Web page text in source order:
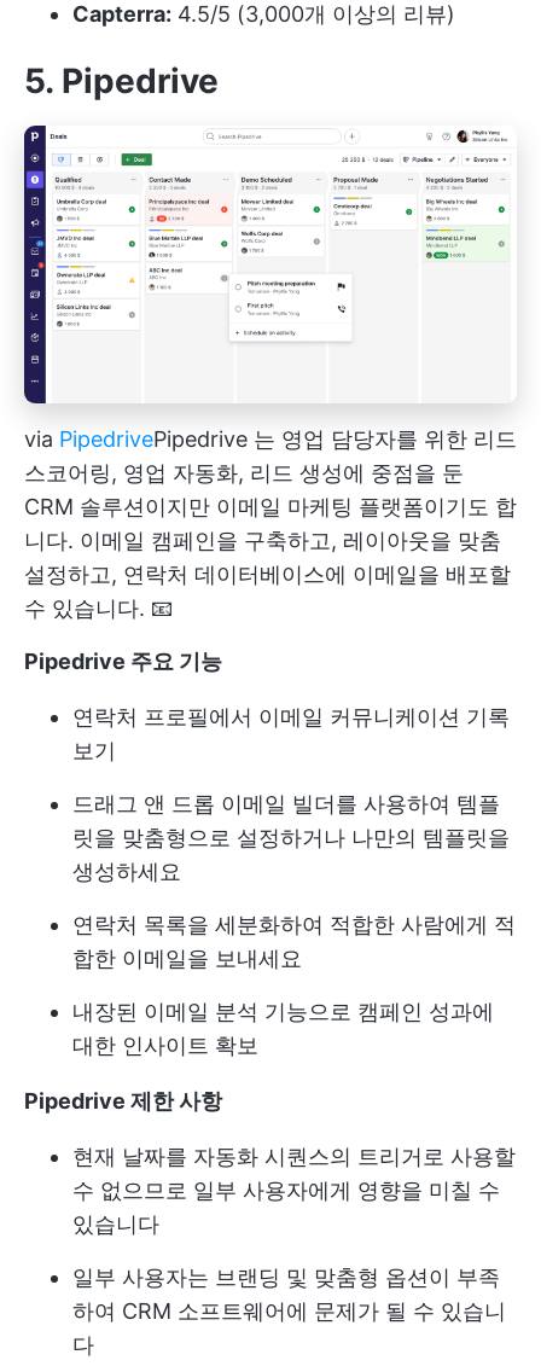
Capterra: 4.5/5 (3,000개 이상의 리뷰)
5. Pipedrive
via PipedrivePipedrive 는 영업 담당자를 위한 리드
스코어링, 영업 자동화, 리드 생성에 중점을 둔
CRM 솔루션이지만 이메일 마케팅 플랫폼이기도 합
니다. 이메일 캠페인을 구축하고, 레이아웃을 맞춤
설정하고, 연락처 데이터베이스에 이메일을 배포할
수 있습니다. 📧
Pipedrive 주요 기능
연락처 프로필에서 이메일 커뮤니케이션 기록
보기
드래그 앤 드롭 이메일 빌더를 사용하여 템플
릿을 맞춤형으로 설정하거나 나만의 템플릿을
생성하세요
연락처 목록을 세분화하여 적합한 사람에게 적
합한 이메일을 보내세요
내장된 이메일 분석 기능으로 캠페인 성과에
대한 인사이트 확보
Pipedrive 제한 사항
현재 날짜를 자동화 시퀀스의 트리거로 사용할
수 없으므로 일부 사용자에게 영향을 미칠 수
있습니다
일부 사용자는 브랜딩 및 맞춤형 옵션이 부족
하여 CRM 소프트웨어에 문제가 될 수 있습니
다